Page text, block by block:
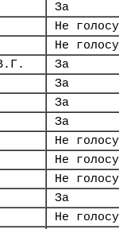
За
Не
Не
За
За
За
За
Не
Не
Не
За
Не